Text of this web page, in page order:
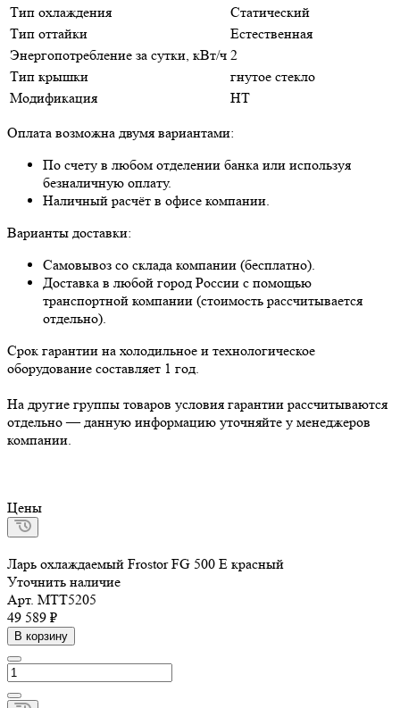
Тип охлаждения
Статический
Тип оттайки
Естественная
Энергопотребление за сутки, кВт/ч 2
Тип крышки
гнутое стекло
Модификация
НТ
Оплата возможна двумя вариантами:
По счету в любом отделении банка или используя
безналичную оплату.
Наличный расчёт в офисе компании.
Варианты доставки:
Самовывоз со склада компании (бесплатно).
Доставка в любой город России с помощью
транспортной компании (стоимость рассчитывается
отдельно).
Срок гарантии на холодильное и технологическое
оборудование составляет 1 год.
На другие группы товаров условия гарантии рассчитываются
отдельно — данную информацию уточняйте у менеджеров
компании.
Цены
Ларь охлаждаемый Frostor FG 500 E красный
Уточнить наличие
Арт. МТТ5205
49 589 ₽
В корзину